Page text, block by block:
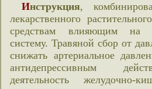
Инструкция,
лекарственного
средствам влияющим на
систему. Травяной сбор от
снижать артериальное
антидепрессивным
деятельность желудочно-